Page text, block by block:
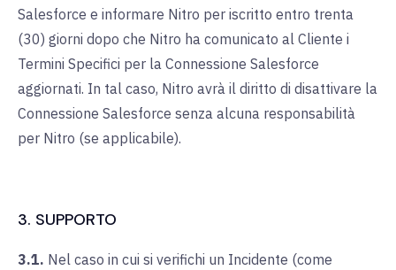
Salesforce e informare Nitro per iscritto entro trenta
(30) giorni dopo che Nitro ha comunicato al Cliente i
Termini Specifici per la Connessione Salesforce
aggiornati. In tal caso, Nitro avrà il diritto di disattivare la
Connessione Salesforce senza alcuna responsabilità
per Nitro (se applicabile).
3. SUPPORTO
3.1. Nel caso in cui si verifichi un Incidente (come